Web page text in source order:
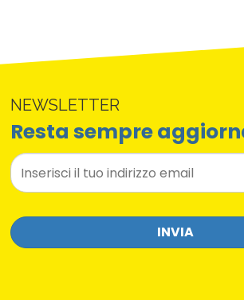
NEWSLETTER
Resta sempre